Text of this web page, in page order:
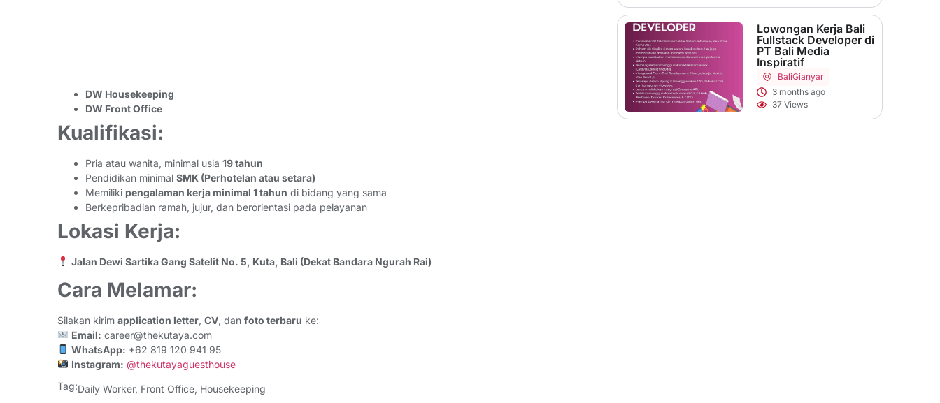
DW Housekeeping
DW Front Office
Kualifikasi:
Pria atau wanita, minimal usia 19 tahun
Pendidikan minimal SMK (Perhotelan atau setara)
Memiliki pengalaman kerja minimal 1 tahun di bidang yang sama
Berkepribadian ramah, jujur, dan berorientasi pada pelayanan
Lokasi Kerja:
Jalan Dewi Sartika Gang Satelit No. 5, Kuta, Bali (Dekat Bandara Ngurah Rai)
Cara Melamar:
Silakan kirim application letter, CV, dan foto terbaru ke:
Email: career@thekutaya.com
WhatsApp: +62 819 120 941 95
Instagram: @thekutayaguesthouse
Tag:Daily Worker, Front Office, Housekeeping
Lowongan Kerja Bali
Fullstack Developer di
PT Bali Media
Inspiratif
BaliGianyar
3 months ago
37 Views